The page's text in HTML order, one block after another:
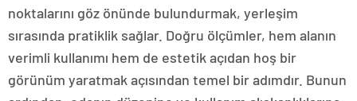
noktalarını göz önünde bulundurmak, yerleşim
sırasında pratiklik sağlar. Doğru ölçümler, hem alanın
verimli kullanımı hem de estetik açıdan hoş bir
görünüm yaratmak açısından temel bir adımdır. Bunun